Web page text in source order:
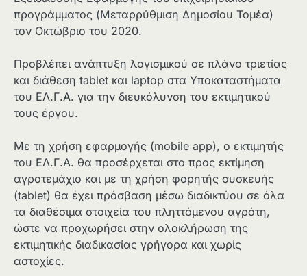
προγράμματος (Μεταρρύθμιση Δημοσίου Τομέα)
τον Οκτώβριο του 2020.
Προβλέπει ανάπτυξη λογισμικού σε πλάνο τριετίας
και διάθεση tablet και laptop στα Υποκαταστήματα
του ΕΛ.Γ.Α. για την διευκόλυνση του εκτιμητικού
τους έργου.
Με τη χρήση εφαρμογής (mobile app), ο εκτιμητής
του ΕΛ.Γ.Α. θα προσέρχεται στο προς εκτίμηση
αγροτεμάχιο και με τη χρήση φορητής συσκευής
(tablet) θα έχει πρόσβαση μέσω διαδικτύου σε όλα
τα διαθέσιμα στοιχεία του πληττόμενου αγρότη,
ώστε να προχωρήσει στην ολοκλήρωση της
εκτιμητικής διαδικασίας γρήγορα και χωρίς
αστοχίες.